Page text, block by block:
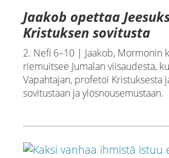
Jaakob opettaa
Kristuksen sovitusta
2. Nefi 6–10 | Jaakob, Mormonin
riemuitsee Jumalan viisaudesta,
Vapahtajan, profetoi Kristuksesta
sovitustaan ja ylösnousemustaan.